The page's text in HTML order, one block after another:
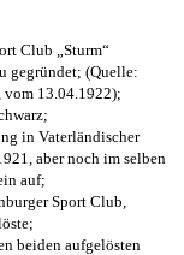
Club „Sturm“
gegründet; (Quelle:
vom 13.04.1922);
in Vaterländischer
aber noch im selben
auf;
Sport Club,
beiden aufgelösten